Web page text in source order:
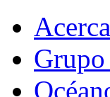
Grupo